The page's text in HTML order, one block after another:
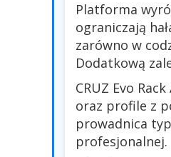
Platforma
ograniczają
zarówno w
Dodatkową
CRUZ Evo
oraz profile z
prowadnica
profesjonalnej.